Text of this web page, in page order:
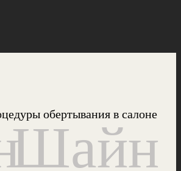
обертывания в салоне